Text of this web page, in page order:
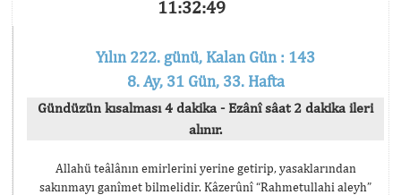
11:32:49
Yılın 222. günü, Kalan Gün : 143
8. Ay, 31 Gün, 33. Hafta
Gündüzün kısalması 4 dakika - Ezânî sâat 2 dakika ileri
alınır.
Allahü teâlânın emirlerini yerine getirip, yasaklarından
sakınmayı ganîmet bilmelidir. Kâzerûnî “Rahmetullahi aleyh”